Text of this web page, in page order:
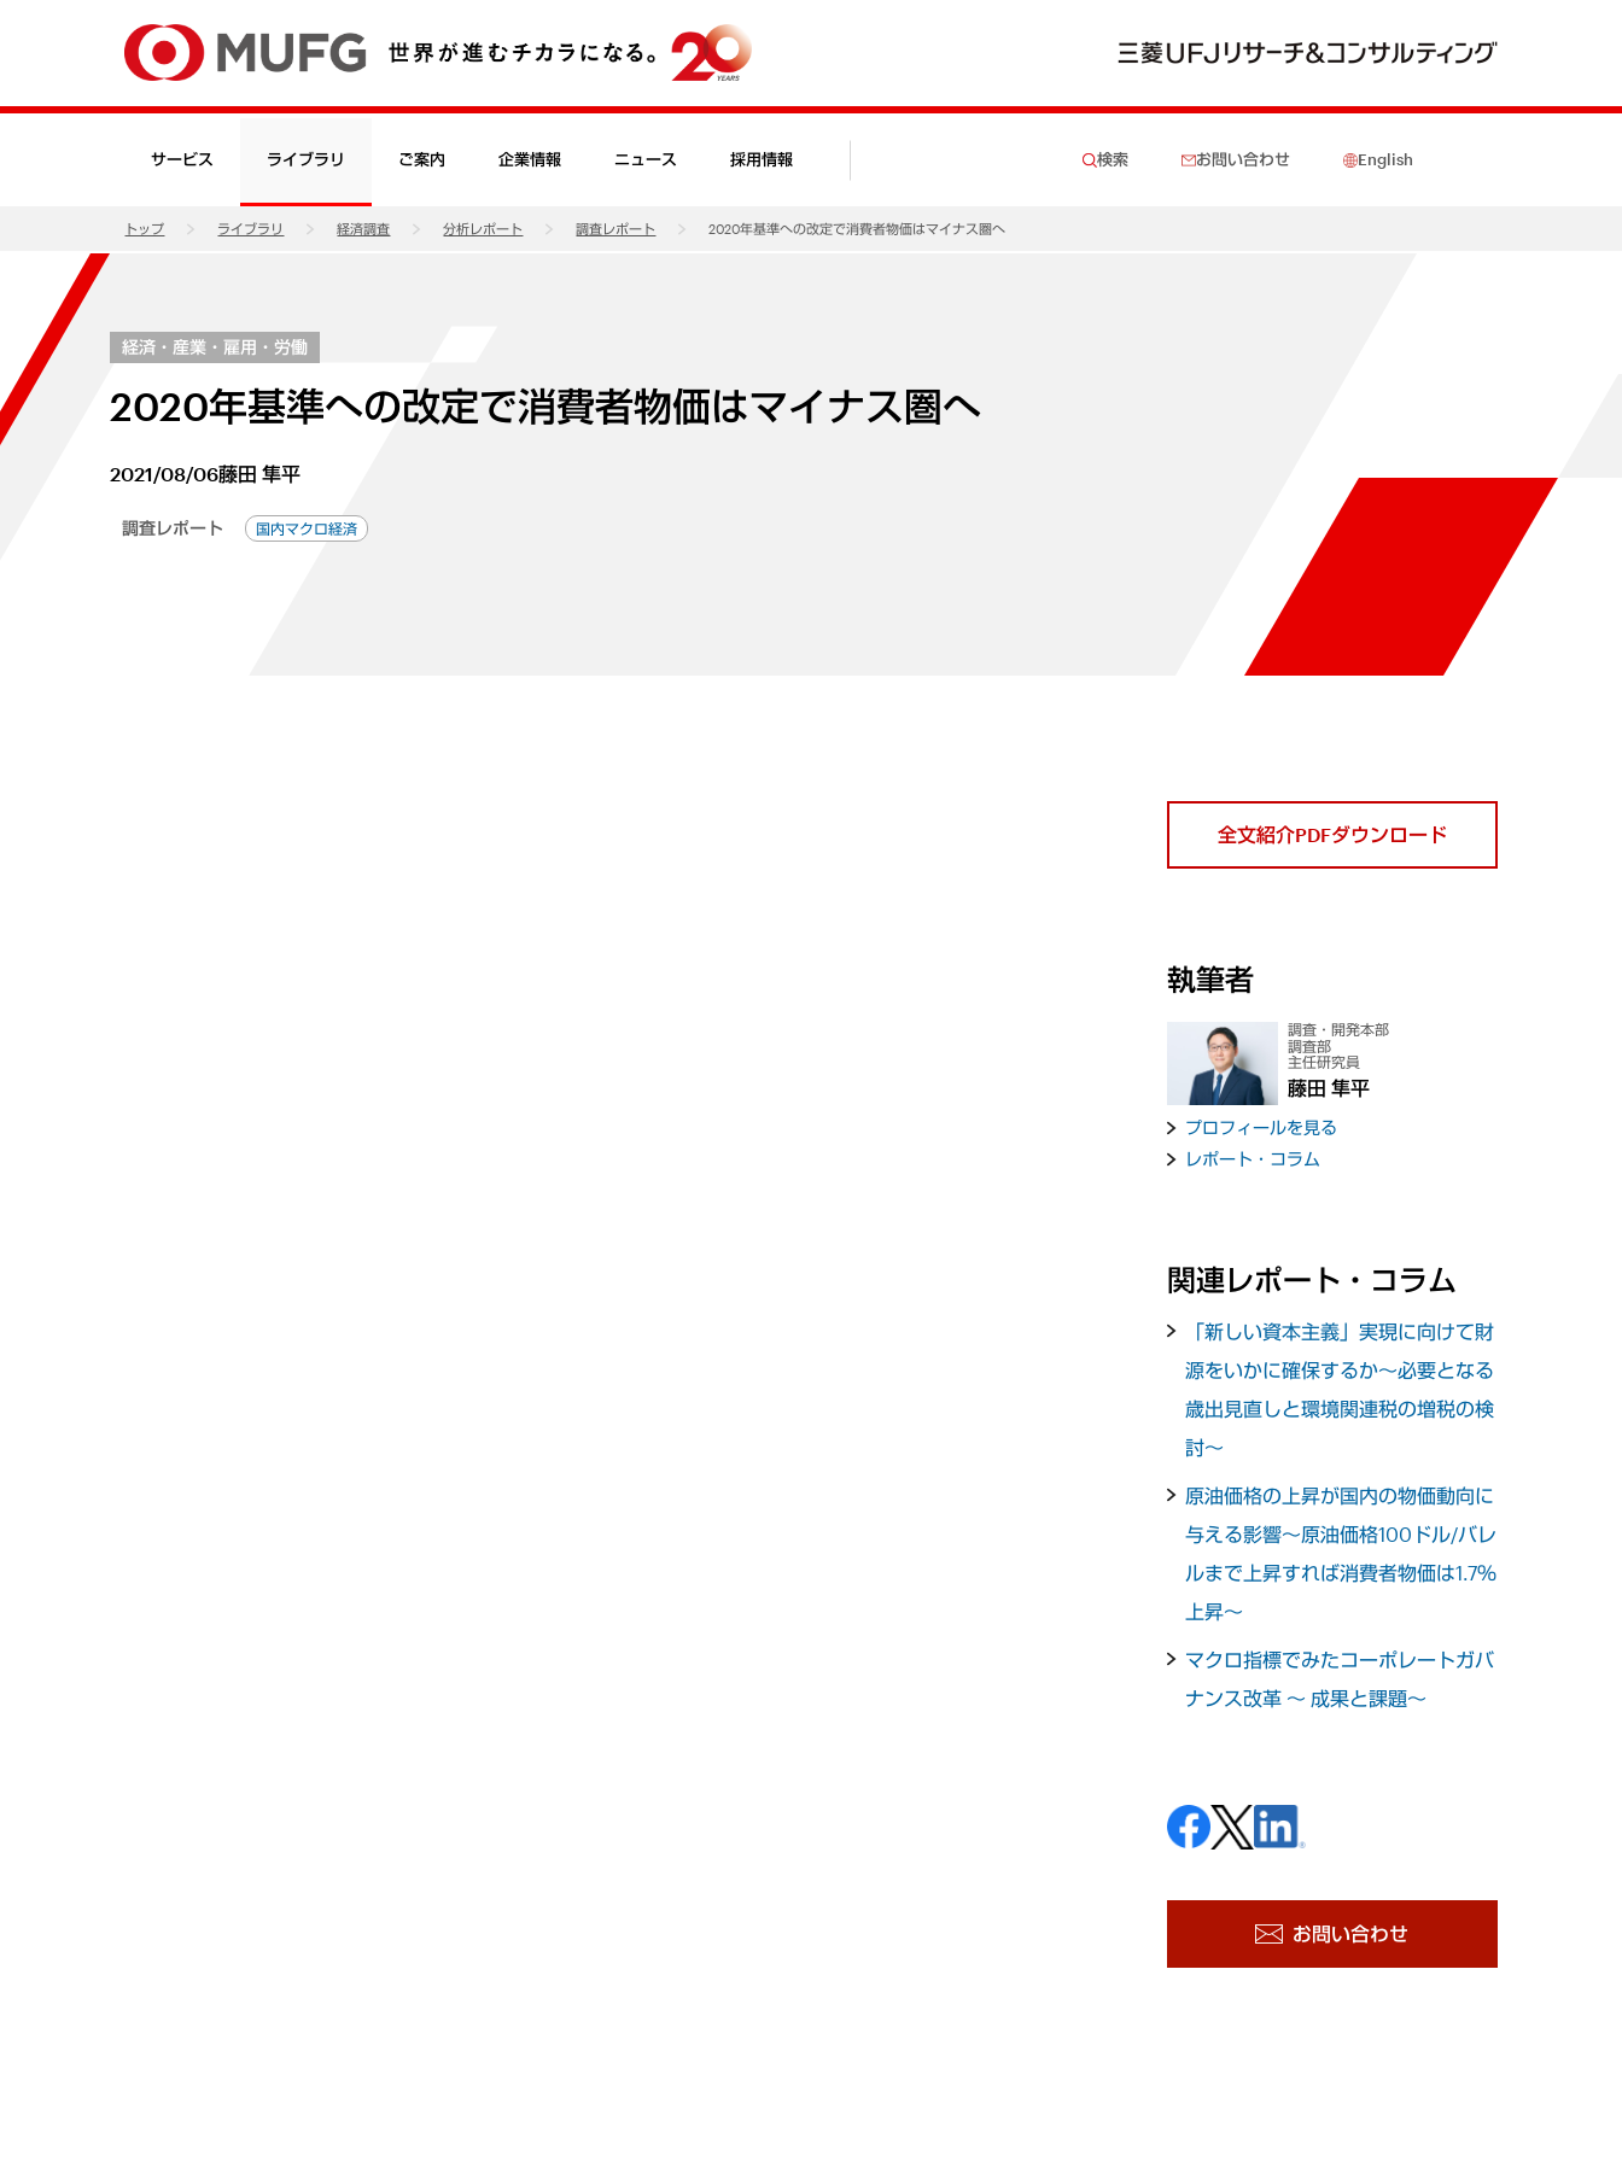
サービス ライブラリ ご案内 企業情報 ニュース 採用情報 検索 お問い合わせ English
トップ ライブラリ 経済調査 分析レポート 調査レポート 2020年基準への改定で消費者物価はマイナス圏へ
経済・産業・雇用・労働
2020年基準への改定で消費者物価はマイナス圏へ
2021/08/06藤田 隼平
調査レポート 国内マクロ経済
全文紹介PDFダウンロード
執筆者
調査・開発本部
調査部
主任研究員
藤田 隼平
プロフィールを見る
レポート・コラム
関連レポート・コラム
「新しい資本主義」実現に向けて財
源をいかに確保するか～必要となる
歳出見直しと環境関連税の増税の検
討～
原油価格の上昇が国内の物価動向に
与える影響～原油価格100ドル/バレ
ルまで上昇すれば消費者物価は1.7％
上昇～
マクロ指標でみたコーポレートガバ
ナンス改革 ～ 成果と課題～
お問い合わせ